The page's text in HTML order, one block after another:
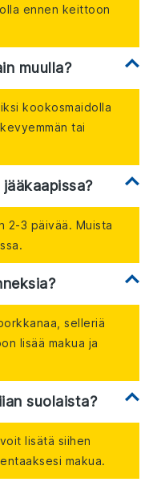
ennen keittoon
muulla?
kookosmaidolla
tai
2-3 päivää. Muista
selleriä
lisää makua ja
suolaista?
lisätä siihen
makua.